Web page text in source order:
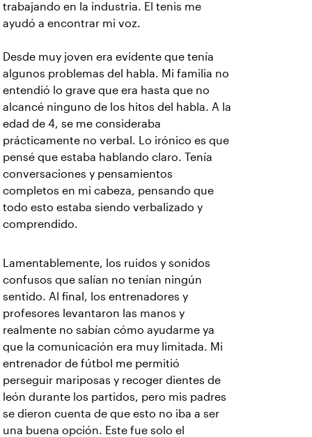
trabajando en la industria. El tenis me
ayudó a encontrar mi voz.
Desde muy joven era evidente que tenía
algunos problemas del habla. Mi familia no
entendió lo grave que era hasta que no
alcancé ninguno de los hitos del habla. A la
edad de 4, se me consideraba
prácticamente no verbal. Lo irónico es que
pensé que estaba hablando claro. Tenía
conversaciones y pensamientos
completos en mi cabeza, pensando que
todo esto estaba siendo verbalizado y
comprendido.
Lamentablemente, los ruidos y sonidos
confusos que salían no tenían ningún
sentido. Al final, los entrenadores y
profesores levantaron las manos y
realmente no sabían cómo ayudarme ya
que la comunicación era muy limitada. Mi
entrenador de fútbol me permitió
perseguir mariposas y recoger dientes de
león durante los partidos, pero mis padres
se dieron cuenta de que esto no iba a ser
una buena opción. Este fue solo el